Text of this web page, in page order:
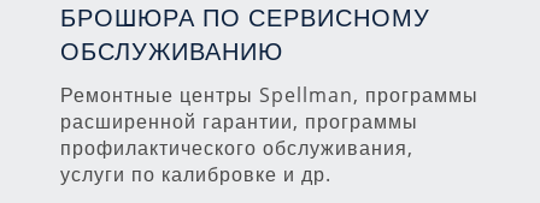
БРОШЮРА ПО СЕРВИСНОМУ
ОБСЛУЖИВАНИЮ
Ремонтные центры Spellman, программы
расширенной гарантии, программы
профилактического обслуживания,
услуги по калибровке и др.